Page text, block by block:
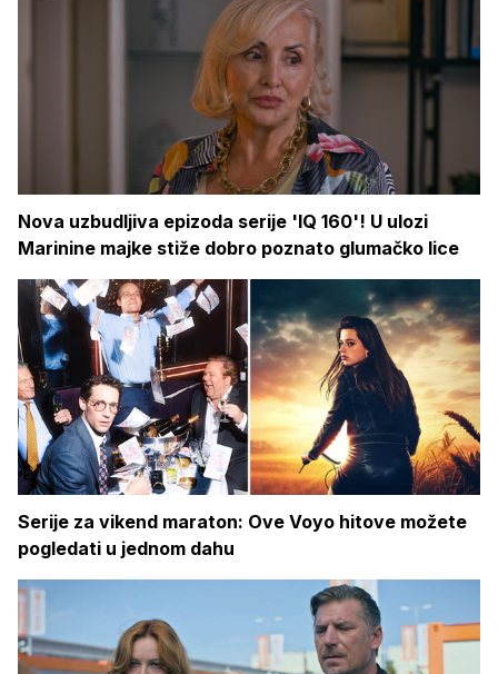
Nova uzbudljiva epizoda serije 'IQ 160'! U ulozi
Marinine majke stiže dobro poznato glumačko lice
Serije za vikend maraton: Ove Voyo hitove možete
pogledati u jednom dahu